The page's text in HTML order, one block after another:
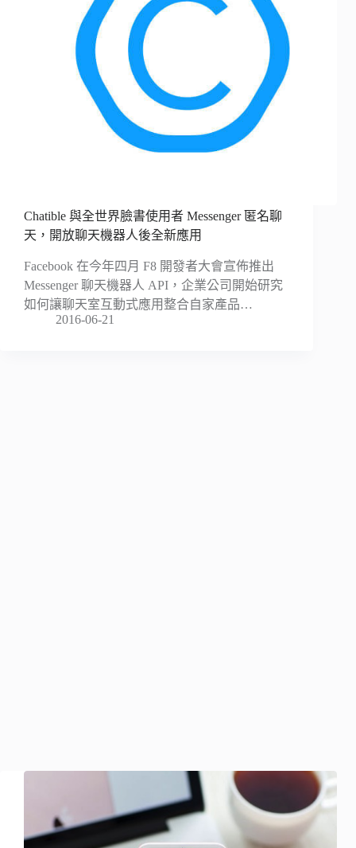
Chatible 與全世界臉書使用者 Messenger 匿名聊
天，開放聊天機器人後全新應用
Facebook 在今年四月 F8 開發者大會宣佈推出
Messenger 聊天機器人 API，企業公司開始研究
如何讓聊天室互動式應用整合自家產品…
2016-06-21